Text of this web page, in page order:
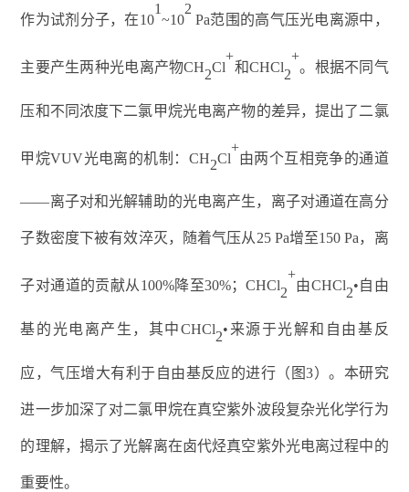
作为试剂分子，在10
1
~10
2
Pa范围的高气压光电离源中，
主要产生两种光电离产物CH2Cl
+
和CHCl2
+
。根据不同气
压和不同浓度下二氯甲烷光电离产物的差异，提出了二氯
甲烷VUV光电离的机制： CH2Cl
+
由两个互相竞争的通道
——离子对和光解辅助的光电离产生，离子对通道在高分
子数密度下被有效淬灭，随着气压从25 Pa增至150 Pa，离
子对通道的贡献从 100%降至30%； CHCl2
+
由CHCl2•自由
基的光电离产生，其中CHCl2• 来源于光解和自由基反
应，气压增大有利于自由基反应的进行 （ 图3）。 本研究
进一步加深了对二氯甲烷在真空紫外波段复杂光化学行为
的理解，揭示了光解离在卤代烃真空紫外光电离过程中的
重要性。